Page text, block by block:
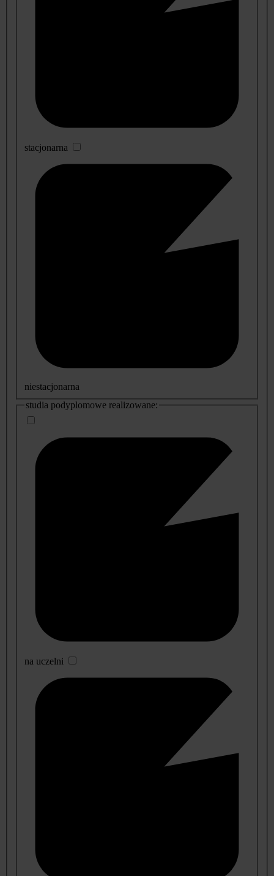
stacjonarna
niestacjonarna
studia podyplomowe realizowane:
na uczelni